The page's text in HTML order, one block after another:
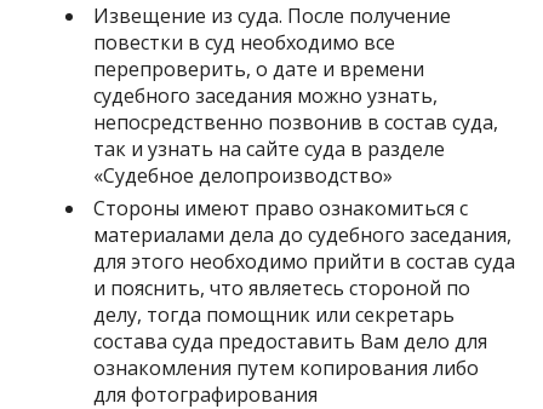
Извещение из суда. После получение
повестки в суд необходимо все
перепроверить, о дате и времени
судебного заседания можно узнать,
непосредственно позвонив в состав суда,
так и узнать на сайте суда в разделе
«Судебное делопроизводство»
Стороны имеют право ознакомиться с
материалами дела до судебного заседания,
для этого необходимо прийти в состав суда
и пояснить, что являетесь стороной по
делу, тогда помощник или секретарь
состава суда предоставить Вам дело для
ознакомления путем копирования либо
для фотографирования